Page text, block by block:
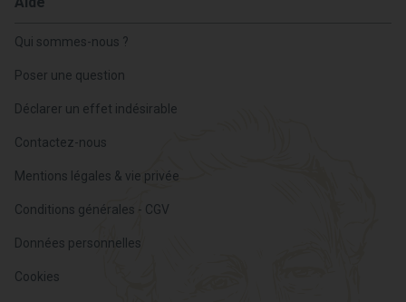
Qui sommes-nous ?
Poser une question
Déclarer un effet indésirable
Contactez-nous
Mentions légales & vie privée
Conditions générales - CGV
Données personnelles
Cookies